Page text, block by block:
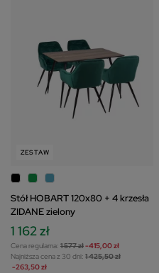
ZESTAW
Stół HOBART 120x80 + 4 krzesła
ZIDANE zielony
1 162 zł
Cena regularna: 1 577 zł-415,00 zł
Najniższa cena z 30 dni: 1 425,50 zł
-263,50 zł